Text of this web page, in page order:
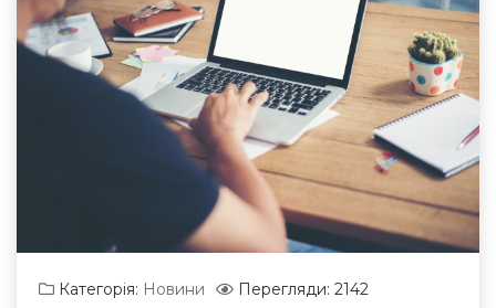
Категорія: Новини Перегляди: 2142